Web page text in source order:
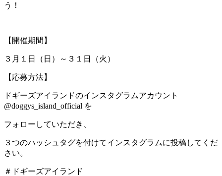
う！
【開催期間】
３月１日（日）～３１日（火）
【応募方法】
ドギーズアイランドのインスタグラムアカウント
@doggys_island_official を
フォローしていただき、
３つのハッシュタグを付けてインスタグラムに投稿してくだ
さい。
＃ドギーズアイランド